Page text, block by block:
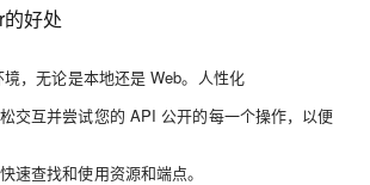
好处
，无论是本地还是 Web。人性化
交互并尝试您的 API 公开的每一个操作，以便
速查找和使用资源和端点。